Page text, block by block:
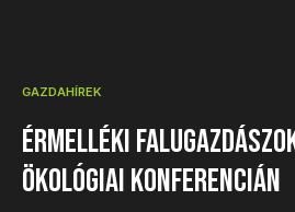
GAZDAHÍREK
Érmelléki
ökológiai konferencián